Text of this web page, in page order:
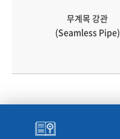
무계목 강관
(Seamless Pipe)